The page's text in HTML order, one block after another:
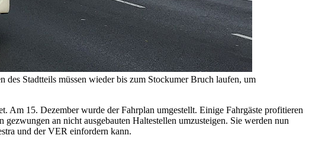
Stadtteils müssen wieder bis zum Stockumer Bruch laufen, um
Am 15. Dezember wurde der Fahrplan umgestellt. Einige Fahrgäste profitieren
an nicht ausgebauten Haltestellen umzusteigen. Sie werden nun
und der VER einfordern kann.